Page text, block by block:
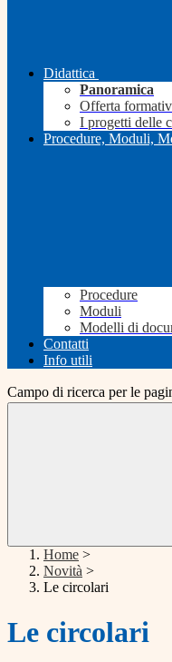
Didattica
Panoramica
Offerta
I progetti delle
Procedure, Moduli,
Procedure
Moduli
Modelli di
Contatti
Info utili
Campo di ricerca per le
Home >
Novità >
Le circolari
Le circolari